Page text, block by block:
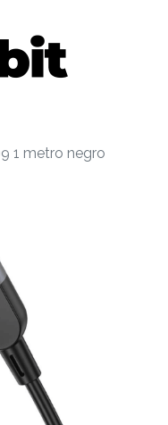
1 metro negro